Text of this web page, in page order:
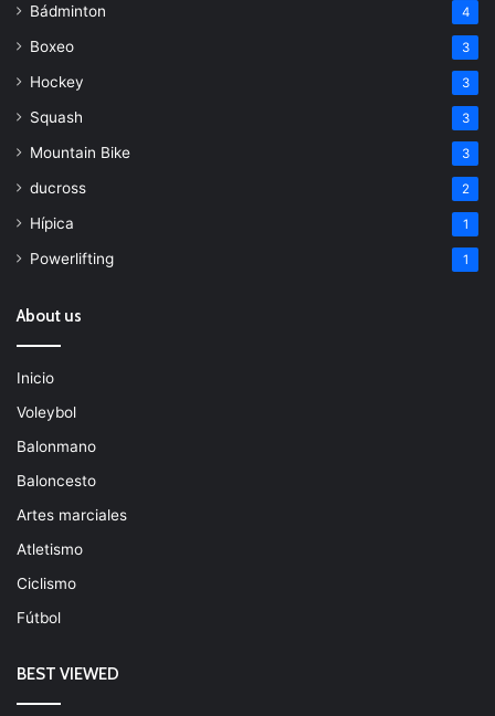
Bádminton 4
Boxeo 3
Hockey 3
Squash 3
Mountain Bike 3
ducross 2
Hípica 1
Powerlifting 1
About us
Inicio
Voleybol
Balonmano
Baloncesto
Artes marciales
Atletismo
Ciclismo
Fútbol
BEST VIEWED